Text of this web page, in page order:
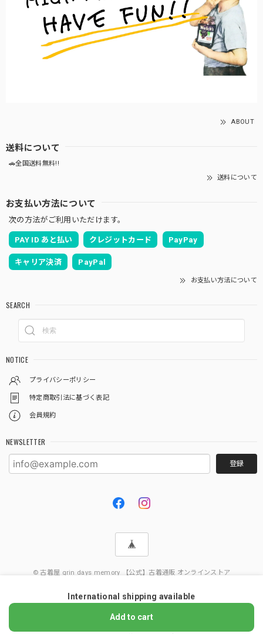
ABOUT
送料について
🚗全国送料無料!!
送料について
お支払い方法について
次の方法がご利用いただけます。
PAY ID あと払い クレジットカード PayPay
キャリア決済 PayPal
お支払い方法について
SEARCH
NOTICE
プライバシーポリシー
特定商取引法に基づく表記
会員規約
NEWSLETTER
登録
© 古着屋 grin days memory 【公式】古着通販 オンラインストア
International shipping available
Add to cart